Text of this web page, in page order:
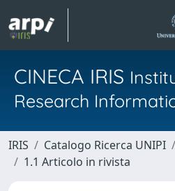
CINECA IRIS
Research
IRIS Catalogo Ricerca UNIPI
1.1 Articolo in rivista